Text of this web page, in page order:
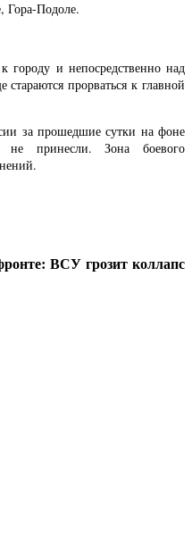
Гора-Подоле.
городу и непосредственно над
прорваться к главной
за прошедшие сутки на фоне
не принесли. Зона боевого
ВСУ грозит коллапс